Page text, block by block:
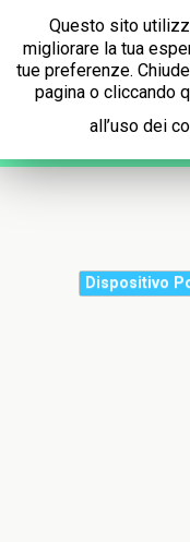
Dispositivo
Questo sito
migliorare la tua
tue preferenze.
pagina o cliccando
all’uso dei